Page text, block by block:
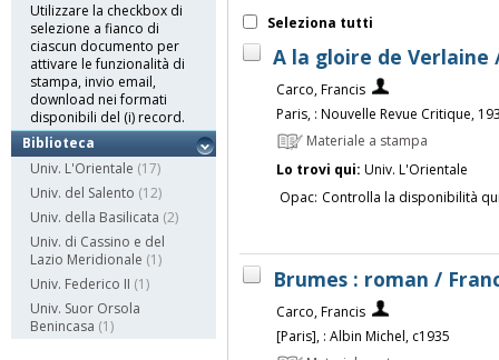
Utilizzare la checkbox di
selezione a fianco di
ciascun documento per
attivare le funzionalità di
stampa, invio email,
download nei formati
disponibili del (i) record.
Biblioteca
Univ. L'Orientale (17)
Univ. del Salento (12)
Univ. della Basilicata (2)
Univ. di Cassino e del
Lazio Meridionale (1)
Univ. Federico II (1)
Univ. Suor Orsola
Benincasa (1)
Seleziona tutti
A la gloire de Verlaine
Carco, Francis
Paris, : Nouvelle Revue Critique,
Materiale a stampa
Lo trovi qui: Univ. L'Orientale
Opac: Controlla la disponibilità
Brumes : roman /
Carco, Francis
[Paris], : Albin Michel, c1935